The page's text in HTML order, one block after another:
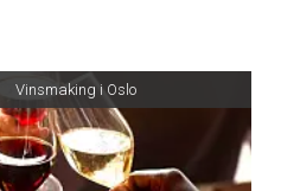
Vinsmaking i Oslo